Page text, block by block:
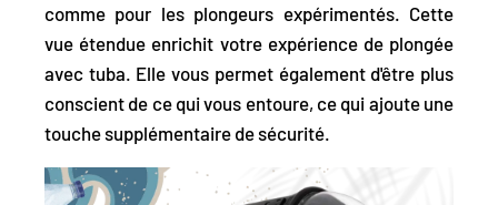
comme pour les plongeurs expérimentés. Cette
vue étendue enrichit votre expérience de plongée
avec tuba. Elle vous permet également d'être plus
conscient de ce qui vous entoure, ce qui ajoute une
touche supplémentaire de sécurité.